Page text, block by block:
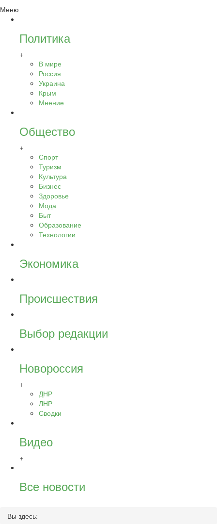
Меню
Политика
+
В мире
Россия
Украина
Крым
Мнение
Общество
+
Спорт
Туризм
Культура
Бизнес
Здоровье
Мода
Быт
Образование
Технологии
Экономика
Происшествия
Выбор редакции
Новороссия
+
ДНР
ЛНР
Сводки
Видео
+
Все новости
Вы здесь: